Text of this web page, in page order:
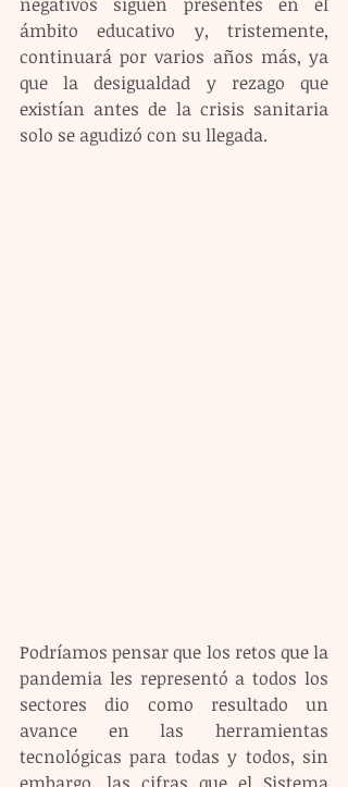
ámbito educativo y, tristemente,
continuará por varios años más, ya
que la desigualdad y rezago que
existían antes de la crisis sanitaria
solo se agudizó con su llegada.
Podríamos pensar que los retos que la
pandemia les representó a todos los
sectores dio como resultado un
avance en las herramientas
tecnológicas para todas y todos, sin